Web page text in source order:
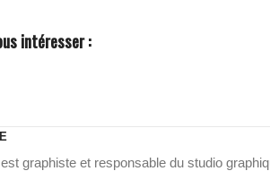
intéresser :
graphiste et responsable du studio